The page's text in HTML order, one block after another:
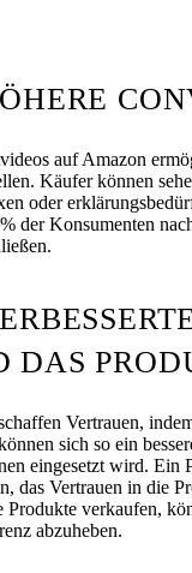
auf Amazon
Käufer können
oder
der Konsumenten
DAS
Vertrauen,
sich so ein
eingesetzt wird. Ein
das Vertrauen in die
Produkte verkaufen,
abzuheben.